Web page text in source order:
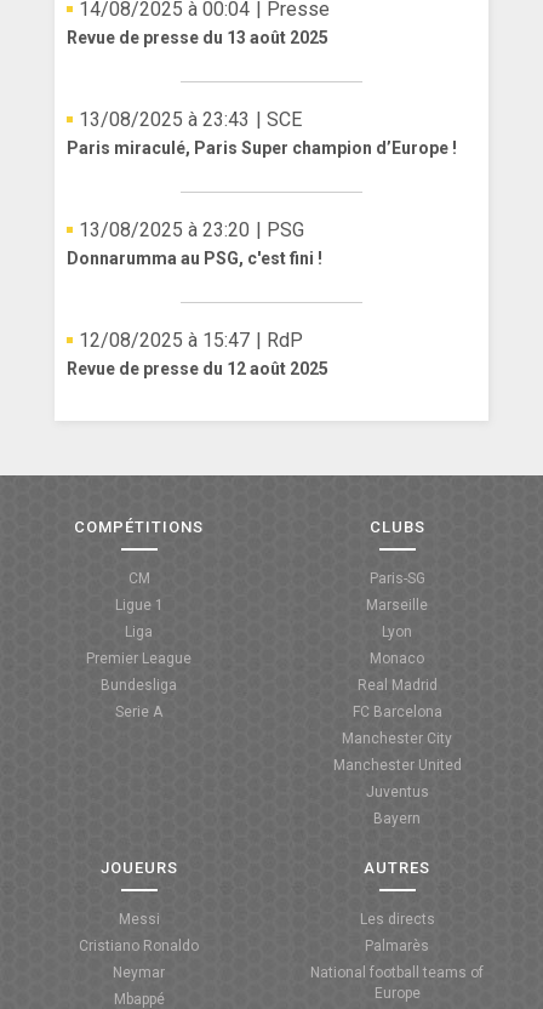
14/08/2025 à 00:04 | Presse
Revue de presse du 13 août 2025
13/08/2025 à 23:43 | SCE
Paris miraculé, Paris Super champion d’Europe !
13/08/2025 à 23:20 | PSG
Donnarumma au PSG, c'est fini !
12/08/2025 à 15:47 | RdP
Revue de presse du 12 août 2025
COMPÉTITIONS
CM
Ligue 1
Liga
Premier League
Bundesliga
Serie A
CLUBS
Paris-SG
Marseille
Lyon
Monaco
Real Madrid
FC Barcelona
Manchester City
Manchester United
Juventus
Bayern
JOUEURS
Messi
Cristiano Ronaldo
Neymar
Mbappé
AUTRES
Les directs
Palmarès
National football teams of
Europe